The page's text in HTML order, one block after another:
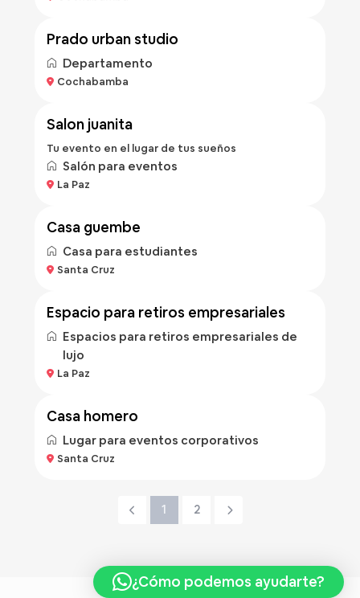
prado urban studio
Departamento
Cochabamba
Bs 50/hora
salon juanita
Tu evento en el lugar de tus sueños
Salón para eventos
La Paz
casa guembe
Casa para estudiantes
Santa Cruz
Bs 500/hora
espacio para retiros empresariales
Espacios para retiros empresariales de
lujo
La Paz
casa homero
Lugar para eventos corporativos
Santa Cruz
1 2
¿Cómo podemos ayudarte?